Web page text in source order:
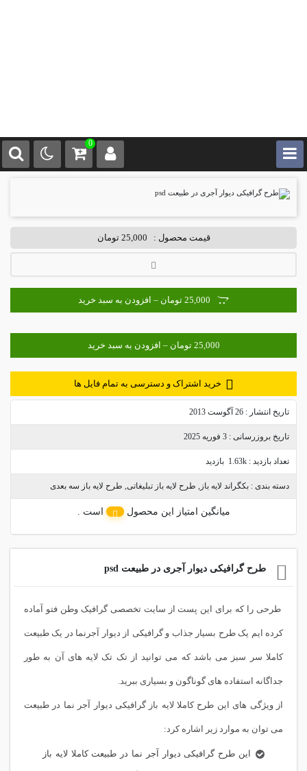
0
قیمت محصول : 25,000 تومان
25,000 تومان – افزودن به سبد خرید
خرید اشتراک و دسترسی به تمام فایل ها
تاریخ انتشار : 26 آگوست 2013
تاریخ بروزرسانی : 3 فوریه 2025
تعداد بازدید : 1.63k بازدید
دسته بندی : بکگراند لایه باز , طرح لایه باز تبلیغاتی, طرح لایه باز سه بعدی
میانگین امتیاز این محصول است .
طرح گرافیکی دیوار آجری در طبیعت psd
طرحی را که برای این پست از سایت تخصصی گرافیک وطن فتو آماده
کرده ایم یک طرح بسیار جذاب و گرافیکی از دیوار آجرنما در یک طبیعت
کاملا سر سبز می باشد که می توانید از تک تک لایه های آن به طور
جداگانه استفاده های گوناگون و بسیاری ببرید.
از ویژگی های این طرح کاملا لایه باز گرافیکی دیوار آجر نما در طبیعت
می توان به موارد زیر اشاره کرد:
این طرح گرافیکی دیوار آجر نما در طبیعت کاملا لایه باز